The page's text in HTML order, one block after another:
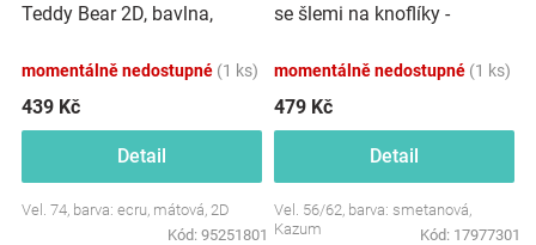
Teddy Bear 2D, bavlna,
momentálně nedostupné (1 ks)
439 Kč
Detail
Vel. 74, barva: ecru, mátová, 2D
Kód: 95251801
se šlemi na knoflíky -
momentálně nedostupné (1 ks)
479 Kč
Detail
Vel. 56/62, barva: smetanová,
Kazum
Kód: 17977301